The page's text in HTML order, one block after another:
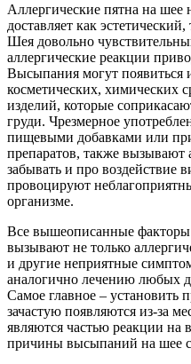
Аллергические пятна на шее
доставляет как
Шея довольно
аллергические реакции
Высыпания могут появиться
косметических, химических
изделий, которые
груди. Чрезмерное
пищевыми добавками или
препаратов, также вызывают
забывать и про воздействие
провоцируют
организме.
Все вышеописанные
вызывают не только
и другие неприятные
аналогично лечению любых
Самое главное –
зачастую появляются из-за
являются частью реакции на
причины высыпаний на шее